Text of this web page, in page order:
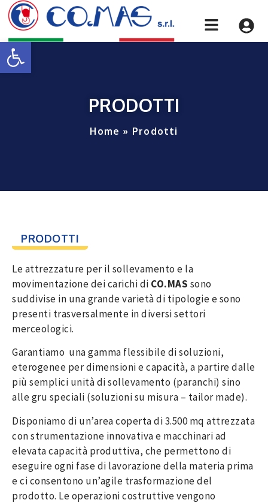
Apri la barra degli strumenti
PRODOTTI
Home » Prodotti
PRODOTTI
Le attrezzature per il sollevamento e la
movimentazione dei carichi di CO.MAS sono
suddivise in una grande varietà di tipologie e sono
presenti trasversalmente in diversi settori
merceologici.
Garantiamo una gamma flessibile di soluzioni,
eterogenee per dimensioni e capacità, a partire dalle
più semplici unità di sollevamento (paranchi) sino
alle gru speciali (soluzioni su misura – tailor made).
Disponiamo di un’area coperta di 3.500 mq attrezzata
con strumentazione innovativa e macchinari ad
elevata capacità produttiva, che permettono di
eseguire ogni fase di lavorazione della materia prima
e ci consentono un’agile trasformazione del
prodotto. Le operazioni costruttive vengono